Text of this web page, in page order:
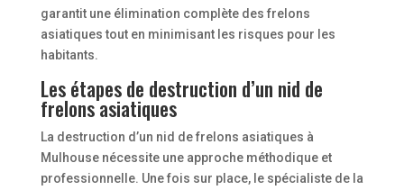
garantit une élimination complète des frelons
asiatiques tout en minimisant les risques pour les
habitants.
Les étapes de destruction d’un nid de
frelons asiatiques
La destruction d’un nid de frelons asiatiques à
Mulhouse nécessite une approche méthodique et
professionnelle. Une fois sur place, le spécialiste de la